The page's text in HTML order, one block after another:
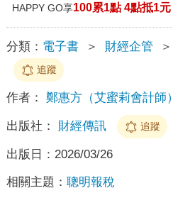
HAPPY GO享100累1點 4點抵1元
分類： 電子書 ＞ 財經企管 ＞
追蹤
作者： 鄭惠方（艾蜜莉會計師）
出版社： 財經傳訊 追蹤
出版日： 2026/03/26
相關主題： 聰明報稅